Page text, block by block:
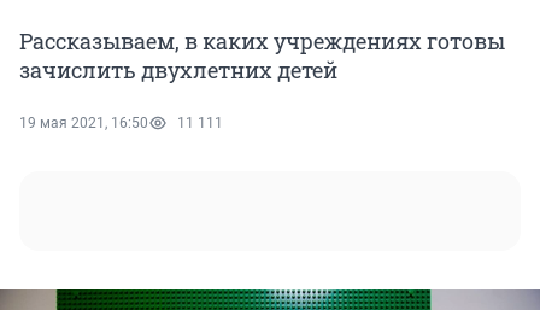
Рассказываем, в каких учреждениях готовы
зачислить двухлетних детей
19 мая 2021, 16:50 11 111